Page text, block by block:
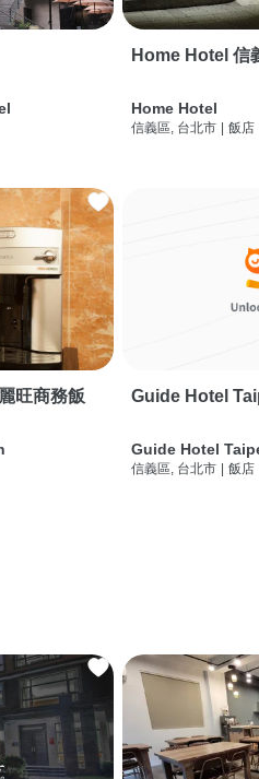
Home Hotel 信
Home Hotel
信義區, 台北市 飯店
旺商務飯
Guide Hotel
Guide Hotel
信義區, 台北市 | 飯店